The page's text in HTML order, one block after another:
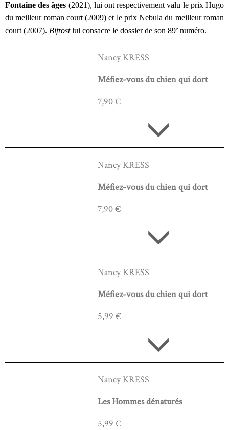
Fontaine des âges (2021), lui ont respectivement valu le prix Hugo
du meilleur roman court (2009) et le prix Nebula du meilleur roman
court (2007). Bifrost lui consacre le dossier de son 89e numéro.
Nancy KRESS
Méfiez-vous du chien qui dort
7,90 €
Nancy KRESS
Méfiez-vous du chien qui dort
7,90 €
Nancy KRESS
Méfiez-vous du chien qui dort
5,99 €
Nancy KRESS
Les Hommes dénaturés
5,99 €